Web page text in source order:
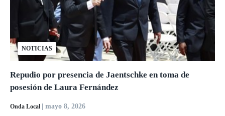
NOTICIAS
Repudio por presencia de Jaentschke en toma de
posesión de Laura Fernández
Onda Local | mayo 8, 2026